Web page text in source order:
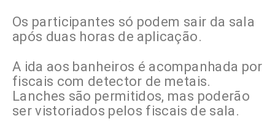
Os participantes só podem sair da sala
após duas horas de aplicação.
A ida aos banheiros é acompanhada por
fiscais com detector de metais.
Lanches são permitidos, mas poderão
ser vistoriados pelos fiscais de sala.